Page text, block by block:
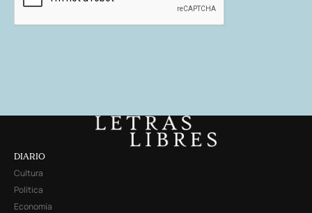
DIARIO
Cultura
Política
Economía